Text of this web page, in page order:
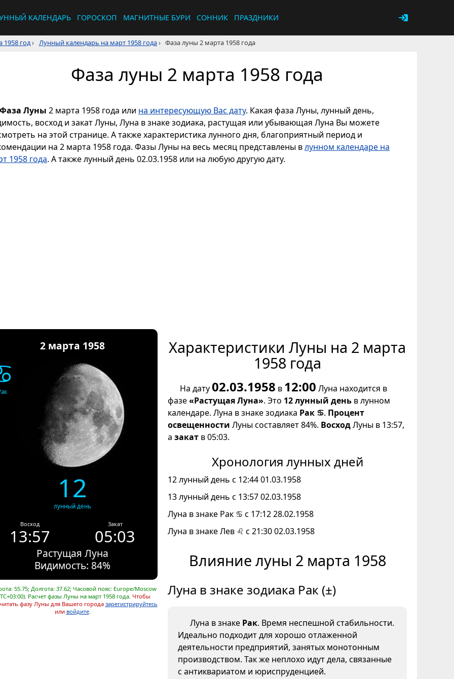
КАЛЕНДАРЬ ГОРОСКОП МАГНИТНЫЕ БУРИ СОННИК ПРАЗДНИКИ
1958 год› Лунный календарь на март 1958 года› Фаза луны 2 марта 1958 года
Фаза луны 2 марта 1958 года
Фаза Луны 2 марта 1958 года или на интересующую Вас дату. Какая фаза Луны, лунный день,
восход и закат Луны, Луна в знаке зодиака, растущая или убывающая Луна Вы можете
на этой странице. А также характеристика лунного дня, благоприятный период и
на 2 марта 1958 года. Фазы Луны на весь месяц представлены влунном календаре на
1958 года. А также лунный день 02.03.1958 или на любую другую дату.
2 марта 1958
12
лунный день
Восход
13:57
Закат
05:03
Растущая Луна
Видимость: 84%
55.75; Долгота: 37.62; Часовой пояс: Europe/Moscow
Расчет фазы Луны на март 1958 года. Чтобы
фазу Луны для Вашего города зарегистрируйтесь
или войдите.
Характеристики Луны на 2 марта
1958 года
На дату02.03.1958 в 12:00 Луна находится в
фазе«Растущая Луна». Это 12 лунный день в лунном
календаре. Луна в знаке зодиака Рак ♋. Процент
освещенности Луны составляет 84%. ВосходЛуны в 13:57,
а закат в 05:03.
Хронология лунных дней
12 лунный день с 12:44 01.03.1958
13 лунный день с 13:57 02.03.1958
Луна в знаке Рак ♋ с 17:12 28.02.1958
Луна в знаке Лев ♌ с 21:30 02.03.1958
Влияние луны 2 марта 1958
Луна в знаке зодиака Рак (±)
Луна в знаке Рак. Время неспешной стабильности.
Идеально подходит для хорошо отлаженной
деятельности предприятий, занятых монотонным
производством. Так же неплохо идут дела, связанные
с антиквариатом и юриспруденцией.